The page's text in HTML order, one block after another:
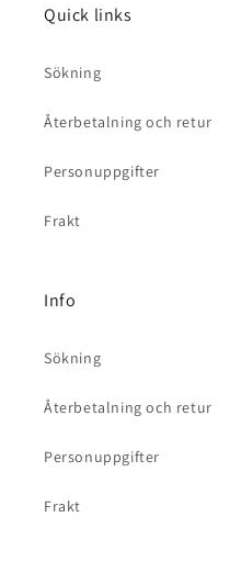
Quick links
Sökning
Återbetalning och retur
Personuppgifter
Frakt
Info
Sökning
Återbetalning och retur
Personuppgifter
Frakt